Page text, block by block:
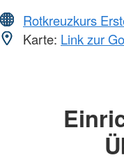
Rotkreuzkurs
Karte: Link zur